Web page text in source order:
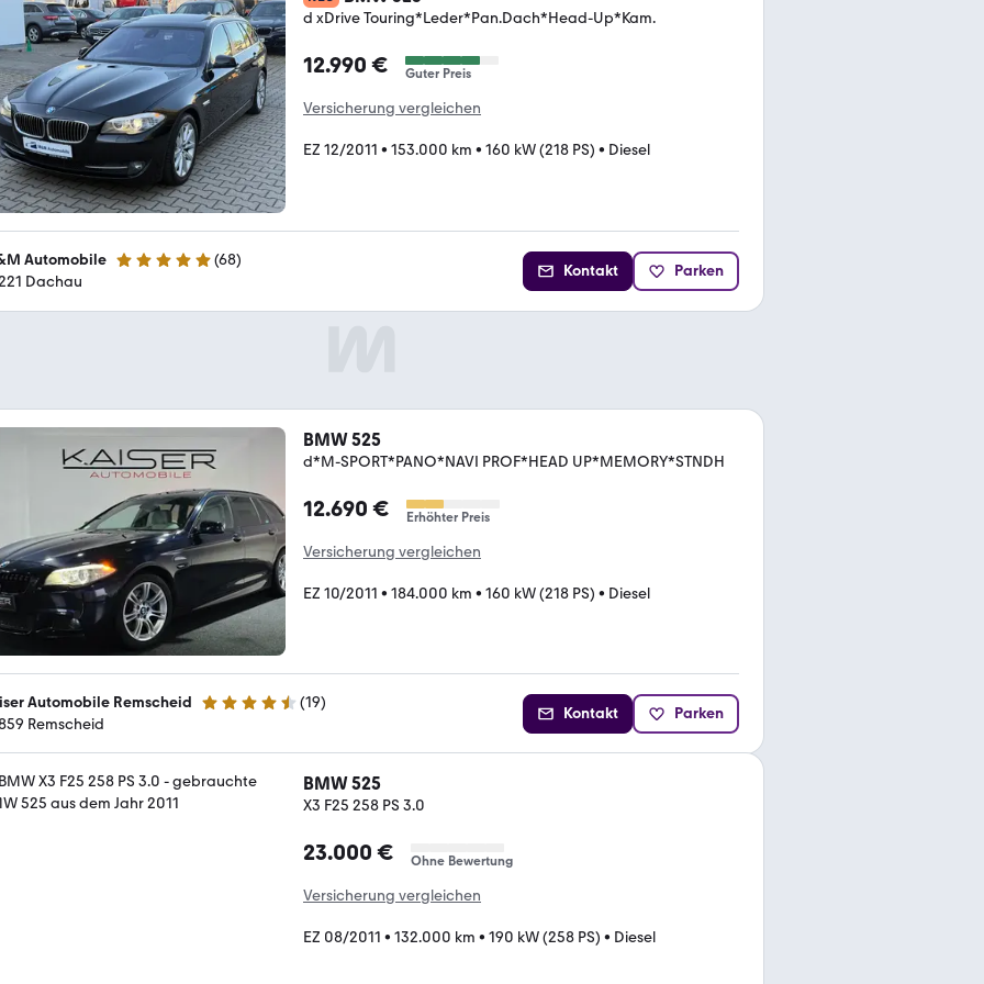
d xDrive Touring*Leder*Pan.Dach*Head-Up*Kam.
12.990 € Guter Preis
Versicherung vergleichen
EZ 12/2011 • 153.000 km • 160 kW (218 PS) • Diesel
Automobile 5 Sterne (68)
Dachau
Kontakt Parken
BMW 525
d*M-SPORT*PANO*NAVI PROF*HEAD UP*MEMORY*STNDH
12.690 € Erhöhter Preis
Versicherung vergleichen
EZ 10/2011 • 184.000 km • 160 kW (218 PS) • Diesel
Automobile Remscheid 4.4 Sterne (19)
Remscheid
Kontakt Parken
BMW 525
X3 F25 258 PS 3.0
23.000 € Ohne Bewertung
Versicherung vergleichen
EZ 08/2011 • 132.000 km • 190 kW (258 PS) • Diesel